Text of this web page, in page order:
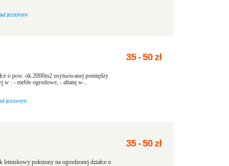
jeziorem
o pow. ok.2000m2 usytuowanej pomiędzy
w : - meble ogrodowe, - altanę w...
jeziorem
35-50zł
położony na ogrodzonej działce o
35-50zł